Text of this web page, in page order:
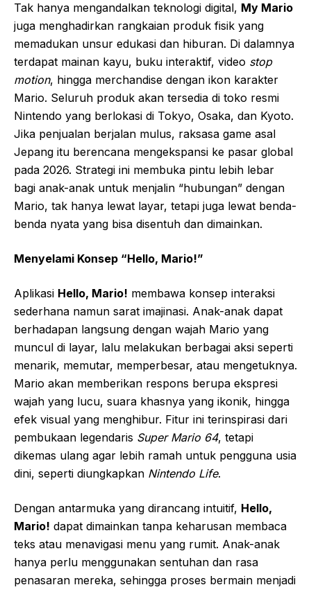
Tak hanya mengandalkan teknologi digital, My Mario
juga menghadirkan rangkaian produk fisik yang
memadukan unsur edukasi dan hiburan. Di dalamnya
terdapat mainan kayu, buku interaktif, video stop
motion, hingga merchandise dengan ikon karakter
Mario. Seluruh produk akan tersedia di toko resmi
Nintendo yang berlokasi di Tokyo, Osaka, dan Kyoto.
Jika penjualan berjalan mulus, raksasa game asal
Jepang itu berencana mengekspansi ke pasar global
pada 2026. Strategi ini membuka pintu lebih lebar
bagi anak-anak untuk menjalin “hubungan” dengan
Mario, tak hanya lewat layar, tetapi juga lewat benda-
benda nyata yang bisa disentuh dan dimainkan.
Menyelami Konsep “Hello, Mario!”
Aplikasi Hello, Mario! membawa konsep interaksi
sederhana namun sarat imajinasi. Anak-anak dapat
berhadapan langsung dengan wajah Mario yang
muncul di layar, lalu melakukan berbagai aksi seperti
menarik, memutar, memperbesar, atau mengetuknya.
Mario akan memberikan respons berupa ekspresi
wajah yang lucu, suara khasnya yang ikonik, hingga
efek visual yang menghibur. Fitur ini terinspirasi dari
pembukaan legendaris Super Mario 64, tetapi
dikemas ulang agar lebih ramah untuk pengguna usia
dini, seperti diungkapkan Nintendo Life.
Dengan antarmuka yang dirancang intuitif, Hello,
Mario! dapat dimainkan tanpa keharusan membaca
teks atau menavigasi menu yang rumit. Anak-anak
hanya perlu menggunakan sentuhan dan rasa
penasaran mereka, sehingga proses bermain menjadi